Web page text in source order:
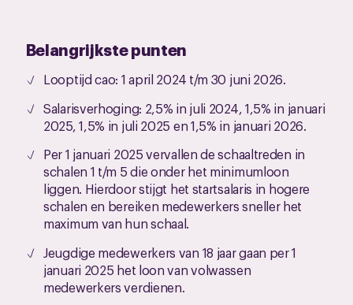
Belangrijkste punten
Looptijd cao: 1 april 2024 t/m 30 juni 2026.
Salarisverhoging: 2,5% in juli 2024, 1,5% in januari
2025, 1,5% in juli 2025 en 1,5% in januari 2026.
Per 1 januari 2025 vervallen de schaaltreden in
schalen 1 t/m 5 die onder het minimumloon
liggen. Hierdoor stijgt het startsalaris in hogere
schalen en bereiken medewerkers sneller het
maximum van hun schaal.
Jeugdige medewerkers van 18 jaar gaan per 1
januari 2025 het loon van volwassen
medewerkers verdienen.